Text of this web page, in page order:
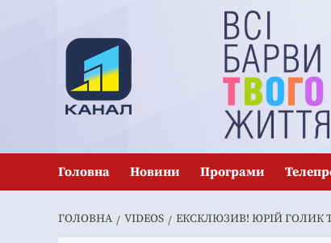
Головна Новини Програми
ГОЛОВНА VIDEOS ЕКСКЛЮЗИВ! ЮРІЙ ГОЛИК